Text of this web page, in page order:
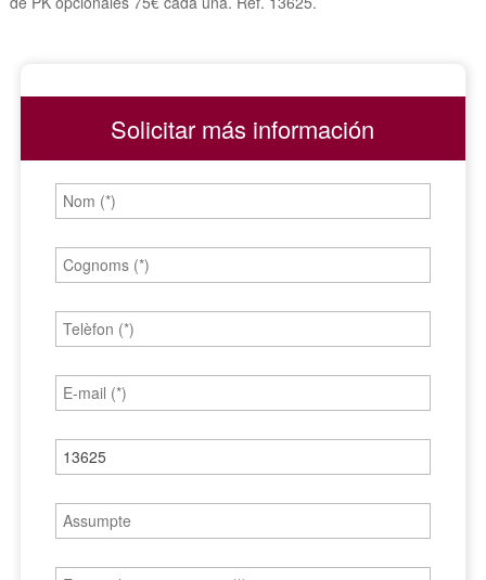
Solicitar más información